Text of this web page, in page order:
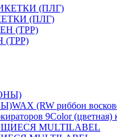
(ПЛГ)
WAX (RW риббон
9Color (цветная)